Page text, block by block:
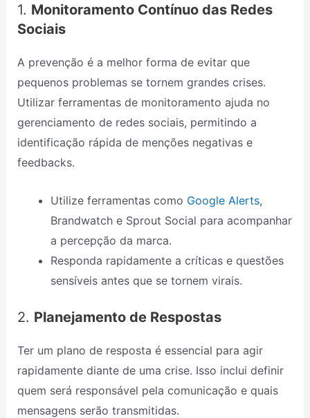
1. Monitoramento Contínuo das Redes
Sociais
A prevenção é a melhor forma de evitar que
pequenos problemas se tornem grandes crises.
Utilizar ferramentas de monitoramento ajuda no
gerenciamento de redes sociais, permitindo a
identificação rápida de menções negativas e
feedbacks.
Utilize ferramentas como Google Alerts,
Brandwatch e Sprout Social para acompanhar
a percepção da marca.
Responda rapidamente a críticas e questões
sensíveis antes que se tornem virais.
2. Planejamento de Respostas
Ter um plano de resposta é essencial para agir
rapidamente diante de uma crise. Isso inclui definir
quem será responsável pela comunicação e quais
mensagens serão transmitidas.